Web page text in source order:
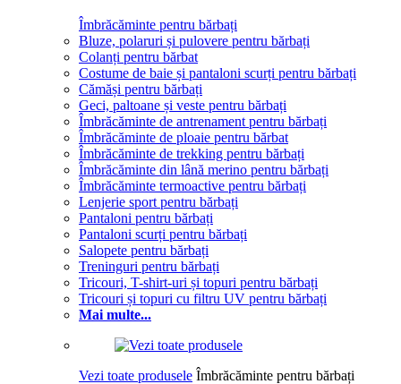
Îmbrăcăminte pentru bărbați
Bluze, polaruri și pulovere pentru bărbați
Colanți pentru bărbat
Costume de baie și pantaloni scurți pentru bărbați
Cămăși pentru bărbați
Geci, paltoane și veste pentru bărbați
Îmbrăcăminte de antrenament pentru bărbați
Îmbrăcăminte de ploaie pentru bărbat
Îmbrăcăminte de trekking pentru bărbați
Îmbrăcăminte din lână merino pentru bărbați
Îmbrăcăminte termoactive pentru bărbați
Lenjerie sport pentru bărbați
Pantaloni pentru bărbați
Pantaloni scurți pentru bărbați
Salopete pentru bărbați
Treninguri pentru bărbați
Tricouri, T-shirt-uri și topuri pentru bărbați
Tricouri și topuri cu filtru UV pentru bărbați
Mai multe...
Vezi toate produsele Îmbrăcăminte pentru bărbați